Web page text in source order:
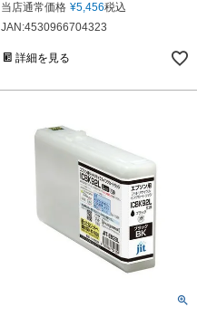
当店通常価格 ¥5,456税込
JAN:4530966704323
詳細を見る